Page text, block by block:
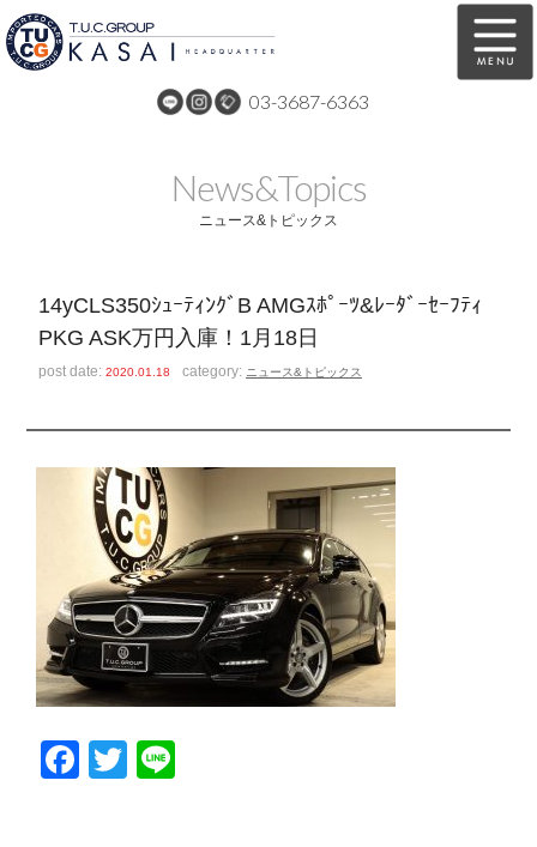
03-3687-6363
全国納車 特別作業
注文販売
スタッフ紹介 リクルート
お問い合わせ 会社概要
スタッフblog 納車blog
ホーム T.U.C.GROUP
News&Topics
ニュース&トピックス
14yCLS350ｼｭｰﾃｨﾝｸﾞB AMGｽﾎﾟｰﾂ&ﾚｰﾀﾞｰｾｰﾌﾃｨ
PKG ASK万円入庫！1月18日
post date:2020.01.18 category: ニュース&トピックス
Facebook
Twitter